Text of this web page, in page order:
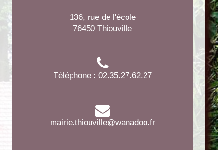
136, rue de l'école
76450 Thiouville
Téléphone : 02.35.27.62.27
mairie.thiouville@wanadoo.fr